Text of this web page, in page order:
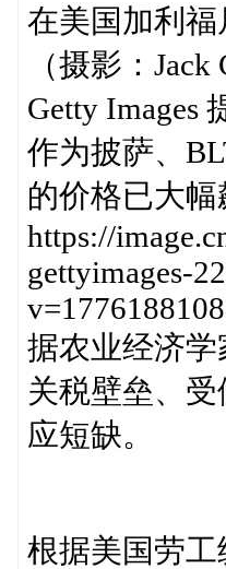
在美国加利
（摄影：
Getty Images
作为披萨、
的价格已大幅
https://
gettyimages-
据农业经济
关税壁垒、
应短缺。
根据美国劳